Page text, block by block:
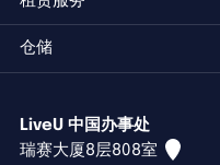
仓储
LiveU 中国办事处
瑞赛大厦8层808室